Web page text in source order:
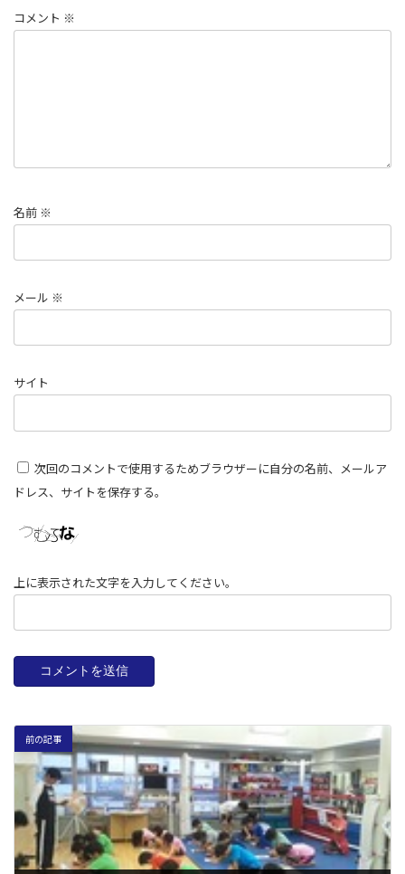
コメント ※
名前 ※
メール ※
サイト
次回のコメントで使用するためブラウザーに自分の名前、メールア
ドレス、サイトを保存する。
上に表示された文字を入力してください。
前の記事